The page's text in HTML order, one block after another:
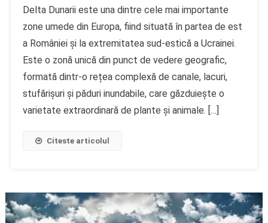
Delta Dunarii este una dintre cele mai importante
zone umede din Europa, fiind situată în partea de est
a României și la extremitatea sud-estică a Ucrainei.
Este o zonă unică din punct de vedere geografic,
formată dintr-o rețea complexă de canale, lacuri,
stufărișuri și păduri inundabile, care găzduiește o
varietate extraordinară de plante și animale. […]
Citeste articolul